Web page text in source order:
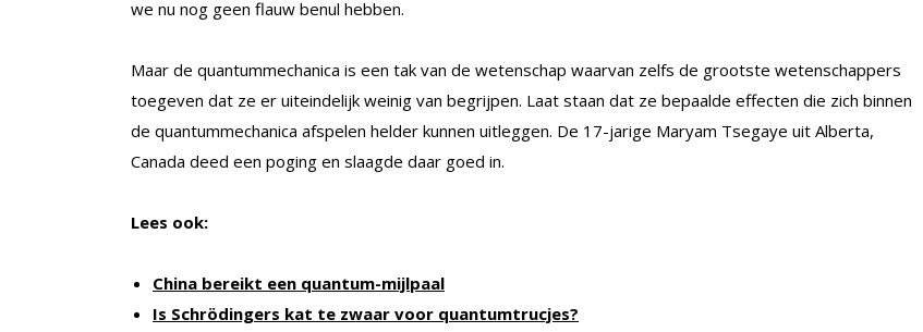
we nu nog geen flauw benul hebben.
Maar de quantummechanica is een tak van de wetenschap waarvan zelfs de grootste wetenschappers
toegeven dat ze er uiteindelijk weinig van begrijpen. Laat staan dat ze bepaalde effecten die zich binnen
de quantummechanica afspelen helder kunnen uitleggen. De 17-jarige Maryam Tsegaye uit Alberta,
Canada deed een poging en slaagde daar goed in.
Lees ook:
China bereikt een quantum-mijlpaal
Is Schrödingers kat te zwaar voor quantumtrucjes?